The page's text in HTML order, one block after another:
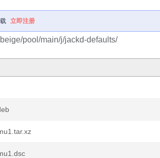
立即注册
pool/main/j/jackd-defaults/